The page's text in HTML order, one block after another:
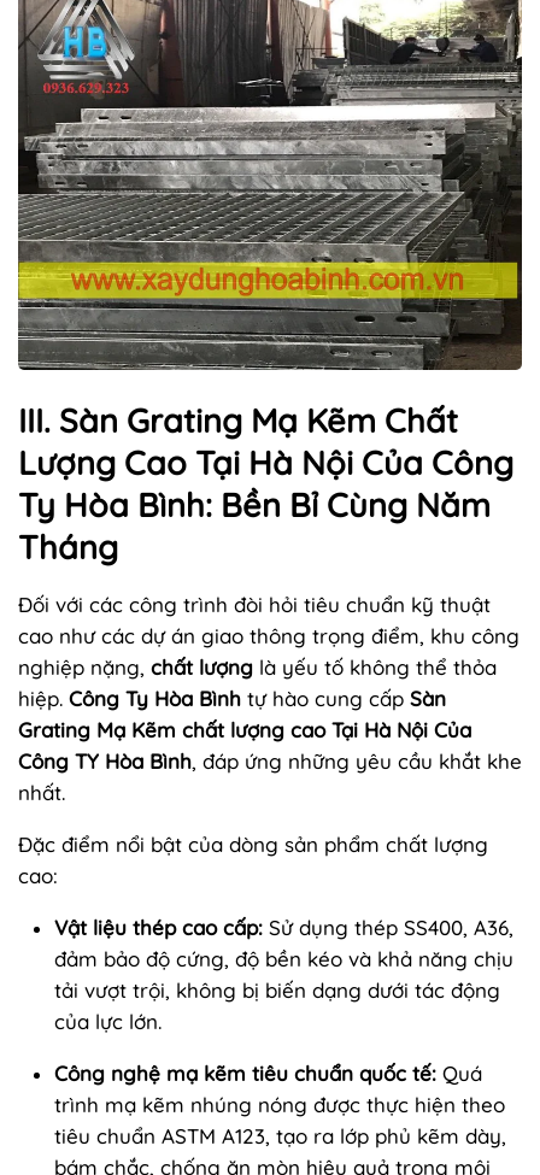
III. Sàn Grating Mạ Kẽm Chất
Lượng Cao Tại Hà Nội Của Công
Ty Hòa Bình: Bền Bỉ Cùng Năm
Tháng
Đối với các công trình đòi hỏi tiêu chuẩn kỹ thuật
cao như các dự án giao thông trọng điểm, khu công
nghiệp nặng, chất lượng là yếu tố không thể thỏa
hiệp. Công Ty Hòa Bình tự hào cung cấp Sàn
Grating Mạ Kẽm chất lượng cao Tại Hà Nội Của
Công TY Hòa Bình, đáp ứng những yêu cầu khắt khe
nhất.
Đặc điểm nổi bật của dòng sản phẩm chất lượng
cao:
Vật liệu thép cao cấp: Sử dụng thép SS400, A36,
đảm bảo độ cứng, độ bền kéo và khả năng chịu
tải vượt trội, không bị biến dạng dưới tác động
của lực lớn.
Công nghệ mạ kẽm tiêu chuẩn quốc tế: Quá
trình mạ kẽm nhúng nóng được thực hiện theo
tiêu chuẩn ASTM A123, tạo ra lớp phủ kẽm dày,
bám chắc, chống ăn mòn hiệu quả trong môi